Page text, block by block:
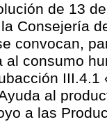
de 13
Consejería
convocan,
al consumo
al
a las